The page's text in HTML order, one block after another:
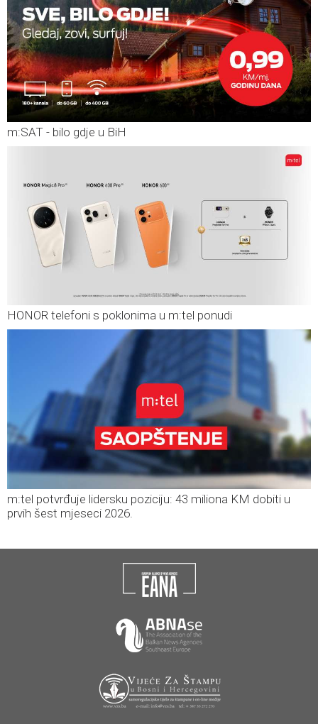
m:SAT - bilo gdje u BiH
HONOR telefoni s poklonima u m:tel ponudi
m:tel potvrđuje lidersku poziciju: 43 miliona KM dobiti u
prvih šest mjeseci 2026.